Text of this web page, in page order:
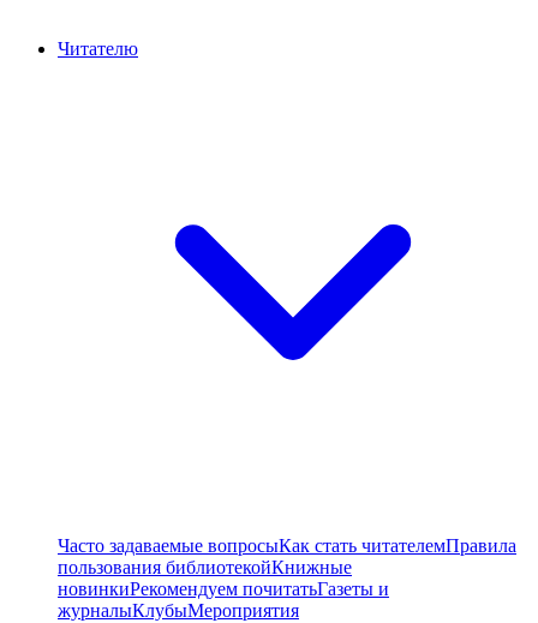
Читателю
Часто задаваемые вопросыКак стать читателемПравила
пользования библиотекойКнижные
новинкиРекомендуем почитатьГазеты и
журналыКлубыМероприятия